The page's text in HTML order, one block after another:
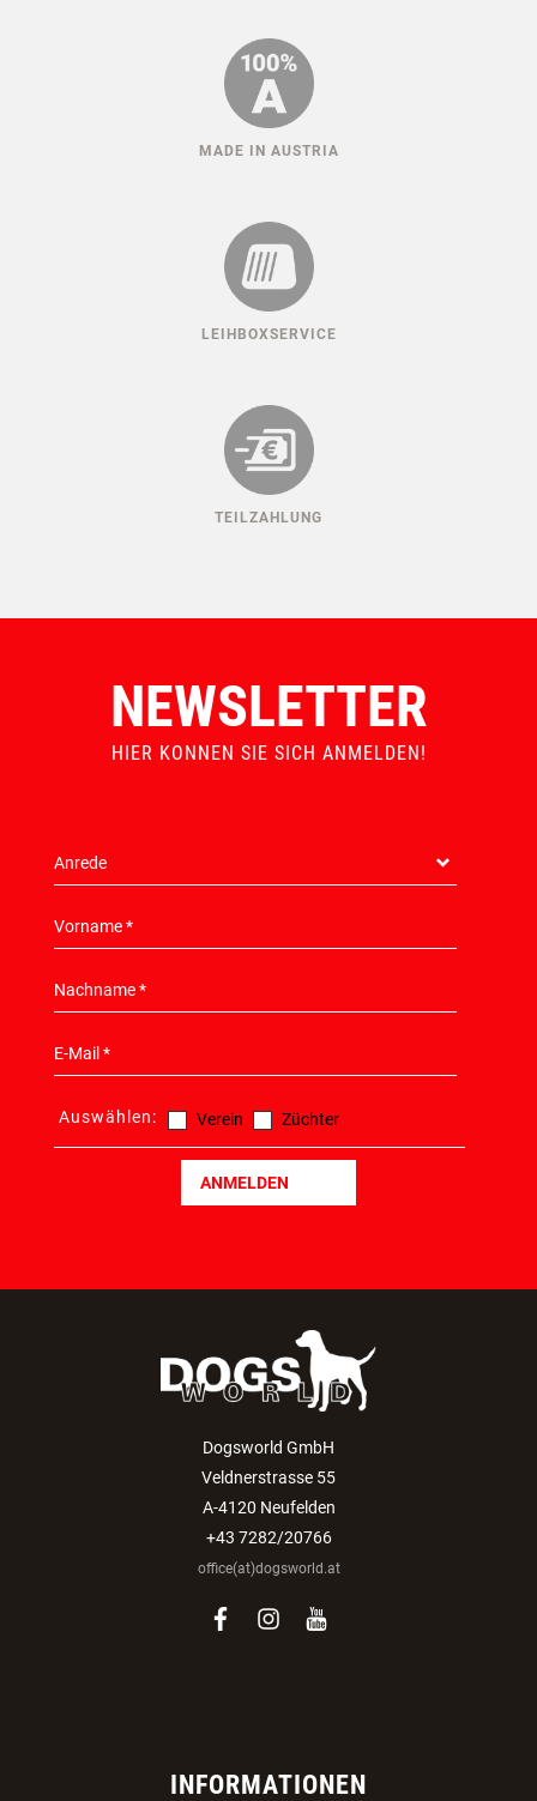
MADE IN AUSTRIA
LEIHBOXSERVICE
TEILZAHLUNG
NEWSLETTER
HIER KONNEN SIE SICH ANMELDEN!
Auswählen: Verein Züchter
ANMELDEN
Dogsworld GmbH
Veldnerstrasse 55
A-4120 Neufelden
+43 7282/20766
office(at)dogsworld.at
facebook
instagram
youtube
INFORMATIONEN